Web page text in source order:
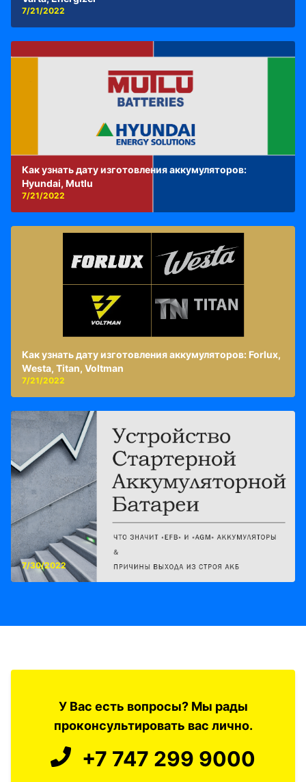
7/21/2022
Как узнать дату изготовления аккумуляторов:
Hyundai, Mutlu
7/21/2022
Как узнать дату изготовления аккумуляторов: Forlux,
Westa, Titan, Voltman
7/21/2022
7/30/2022
У Вас есть вопросы? Мы рады
проконсультировать вас лично.
+7 747 299 9000